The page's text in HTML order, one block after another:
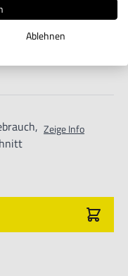
Zeige Info
Ablehnen